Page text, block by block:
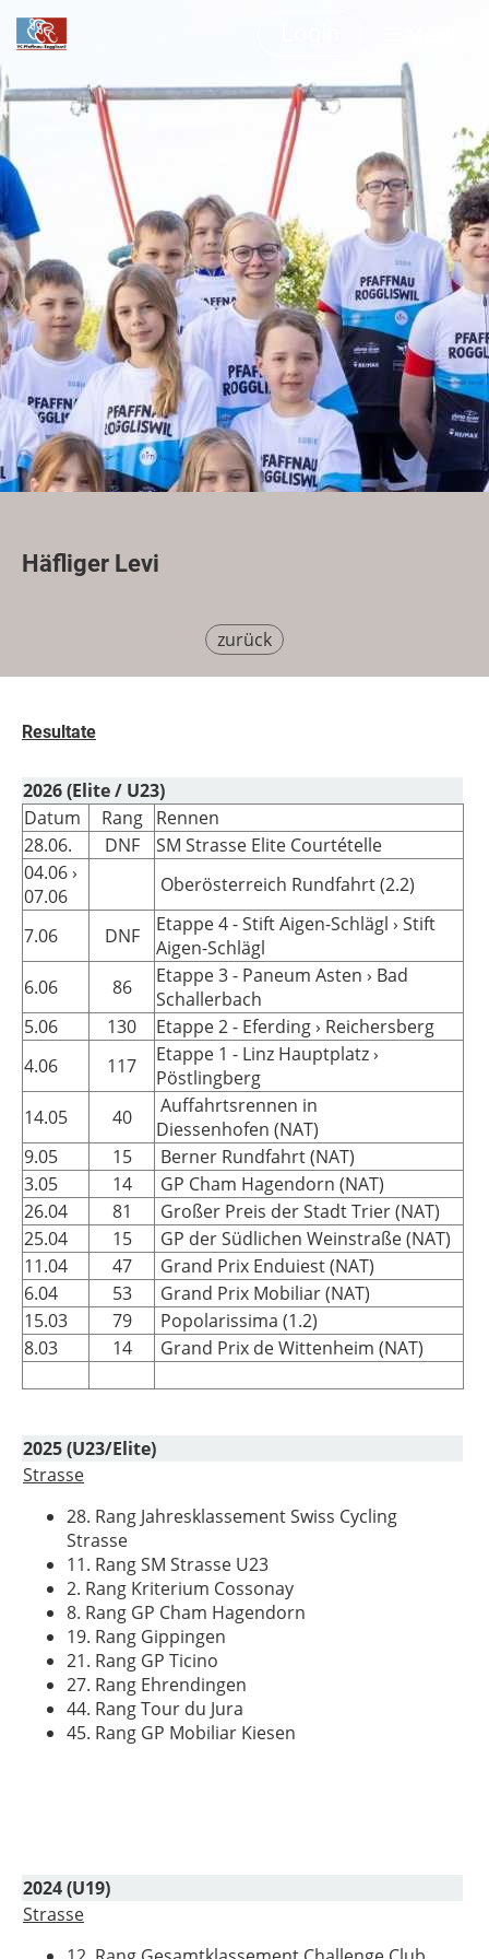
Häfliger Levi
zurück
Resultate
2026 (Elite / U23)
Datum
Rang
Rennen
28.06.
DNF
SM Strasse Elite Courtételle
04.06 ›
07.06
Oberösterreich Rundfahrt (2.2)
7.06 DNF
Etappe 4 - Stift Aigen-Schlägl › Stift
Aigen-Schlägl
6.06
86
Etappe 3 - Paneum Asten › Bad
Schallerbach
5.06
130
Etappe 2 - Eferding › Reichersberg
4.06
117
Etappe 1 - Linz Hauptplatz ›
Pöstlingberg
14.05
40
Auffahrtsrennen in
Diessenhofen (NAT)
9.05
15
Berner Rundfahrt (NAT)
3.05
14
GP Cham Hagendorn (NAT)
26.04
81
Großer Preis der Stadt Trier (NAT)
25.04
15
GP der Südlichen Weinstraße (NAT)
11.04
47
Grand Prix Enduiest (NAT)
6.04
53
Grand Prix Mobiliar (NAT)
15.03
79
Popolarissima (1.2)
8.03
14 Grand Prix de Wittenheim (NAT)
2025 (U23/Elite)
Strasse
28. Rang Jahresklassement Swiss Cycling
Strasse
11. Rang SM Strasse U23
2. Rang Kriterium Cossonay
8. Rang GP Cham Hagendorn
19. Rang Gippingen
21. Rang GP Ticino
27. Rang Ehrendingen
44. Rang Tour du Jura
45. Rang GP Mobiliar Kiesen
2024 (U19)
Strasse